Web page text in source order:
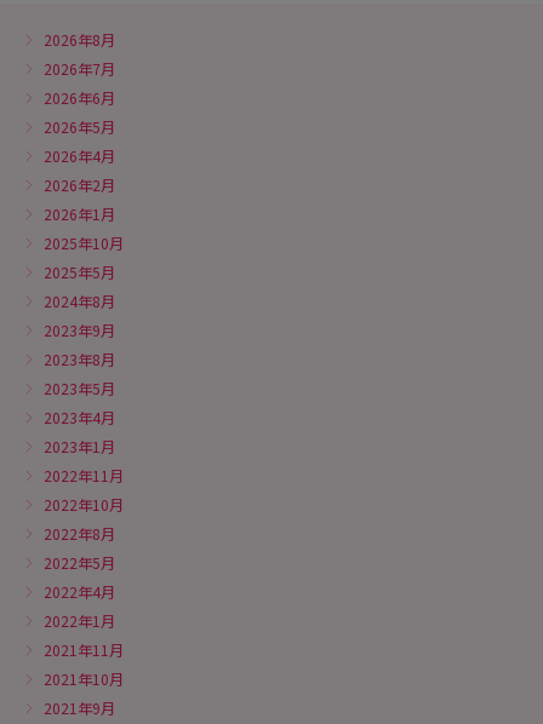
2026年8月
2026年7月
2026年6月
2026年5月
2026年4月
2026年2月
2026年1月
2025年10月
2025年5月
2024年8月
2023年9月
2023年8月
2023年5月
2023年4月
2023年1月
2022年11月
2022年10月
2022年8月
2022年5月
2022年4月
2022年1月
2021年11月
2021年10月
2021年9月